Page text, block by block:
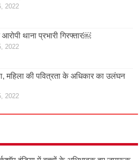
2022
थाना प्रभारी गिरफ्तार￼
2022
महिला की पवित्रता के अधिकार का उलंघन
2022